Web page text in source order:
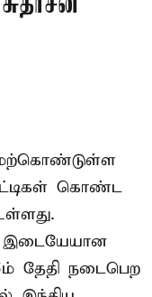
கொண்ட
இடையேயான
தேதி நடைபெற